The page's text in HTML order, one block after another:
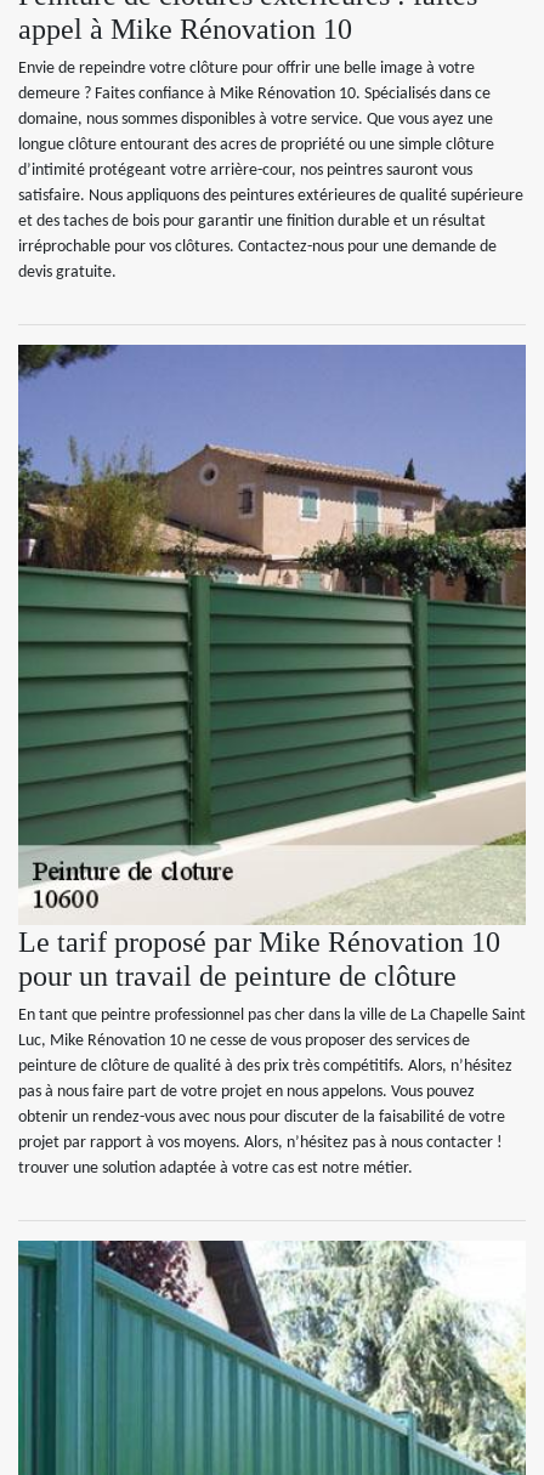
appel à Mike Rénovation 10
Envie de repeindre votre clôture pour offrir une belle image à votre
demeure ? Faites confiance à Mike Rénovation 10. Spécialisés dans ce
domaine, nous sommes disponibles à votre service. Que vous ayez une
longue clôture entourant des acres de propriété ou une simple clôture
d’intimité protégeant votre arrière-cour, nos peintres sauront vous
satisfaire. Nous appliquons des peintures extérieures de qualité supérieure
et des taches de bois pour garantir une finition durable et un résultat
irréprochable pour vos clôtures. Contactez-nous pour une demande de
devis gratuite.
Le tarif proposé par Mike Rénovation 10
pour un travail de peinture de clôture
En tant que peintre professionnel pas cher dans la ville de La Chapelle Saint
Luc, Mike Rénovation 10 ne cesse de vous proposer des services de
peinture de clôture de qualité à des prix très compétitifs. Alors, n’hésitez
pas à nous faire part de votre projet en nous appelons. Vous pouvez
obtenir un rendez-vous avec nous pour discuter de la faisabilité de votre
projet par rapport à vos moyens. Alors, n’hésitez pas à nous contacter !
trouver une solution adaptée à votre cas est notre métier.